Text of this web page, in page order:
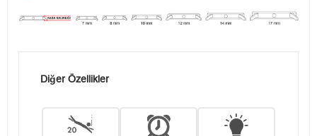
Diğer Özellikler